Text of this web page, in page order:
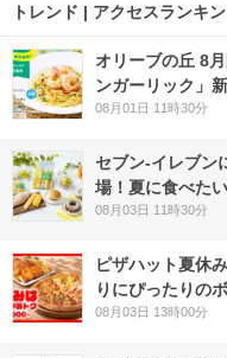
トレンド | アクセスランキ
オリーブの丘 8
ンガーリック」
08月01日 11時30分
セブン‐イレブン
場！夏に食べた
08月03日 11時30分
ピザハット夏休
りにぴったりの
08月03日 13時00分